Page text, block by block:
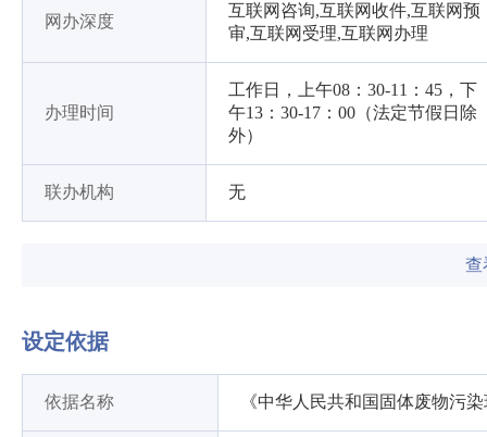
网办深度
互联网咨询,互联网收件,互联网预
审,互联网受理,互联网办理
办理时间
工作日，上午08：30-11：45，下
午13：30-17：00（法定节假日除
外）
联办机构 无
查
设定依据
依据名称 《中华人民共和国固体废物污